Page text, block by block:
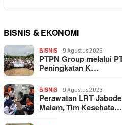
BISNIS & EKONOMI
BISNIS 9 Agustus 2026
PTPN Group melalui
Peningkatan K…
BISNIS 9 Agustus 2026
Perawatan LRT
Malam, Tim Kesehata…